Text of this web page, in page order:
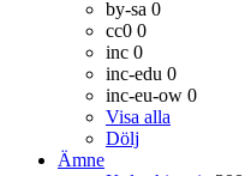
by-sa 0
cc0 0
inc 0
inc-edu 0
inc-eu-ow 0
Visa alla
Dölj
Ämne